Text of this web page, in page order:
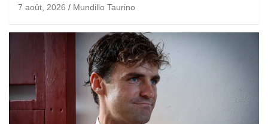
7 août, 2026 Mundillo Taurino